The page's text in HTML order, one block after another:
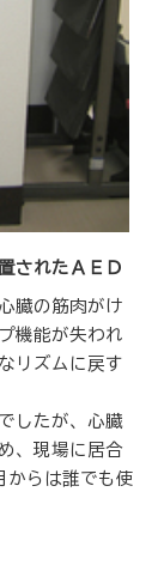
されたＡＥＤ
臓の筋肉がけ
機能が失われ
リズムに戻す
したが、心臓
、現場に居合
からは誰でも使